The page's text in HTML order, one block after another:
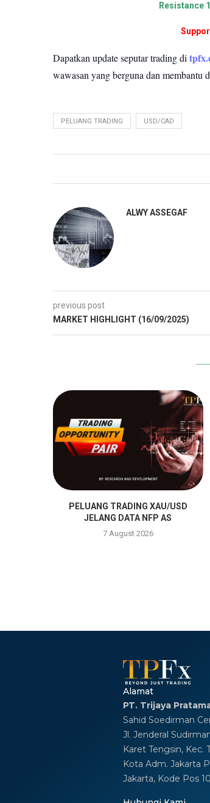
Resistance
Dapatkan update seputar trading di
wawasan yang berguna dan membantu
PELUANG TRADING USD/CAD
ALWY ASSEGAF
previous post
MARKET HIGHLIGHT (16/09/2025)
PELUANG TRADING XAU/USD
JELANG DATA NFP AS
7 August 2026
Alamat
PT. Trijaya
Sahid Soedirman
Jl. Jenderal
Karet Tengsin, Kec.
Kota Adm. Jakarta
Jakarta, Kode Pos